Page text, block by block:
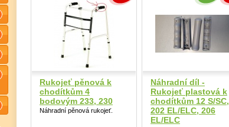
Rukojeť pěnová k
chodítkům 4
bodovým 233, 230
Náhradní pěnová rukojeť.
Náhradní díl -
Rukojeť plastová k
chodítkům 12 S/SC,
202 EL/ELC, 206
EL/ELC